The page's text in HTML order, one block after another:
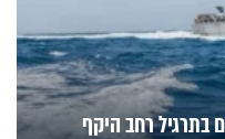
בתרגיל רחב היקף